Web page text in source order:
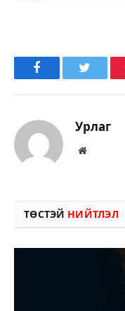
FacebookTwitter
Урлаг
Вэбсайт
ТӨСТЭЙ НИЙТЛЭЛ